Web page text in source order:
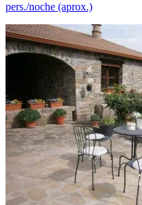
pers./noche (aprox.)